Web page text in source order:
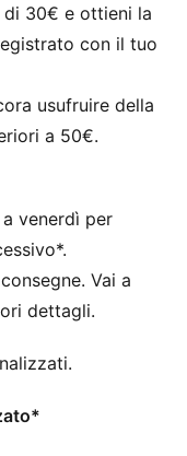
riciclato
di 30€ e ottieni la
con il tuo
usufruire della
a 50€.
venerdì per
Vai a
dettagli.